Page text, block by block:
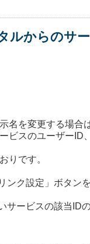
ルからのサ
名を変更する場合
ビスのユーザーID
りです。
ンク設定」ボタン
サービスの該当ID